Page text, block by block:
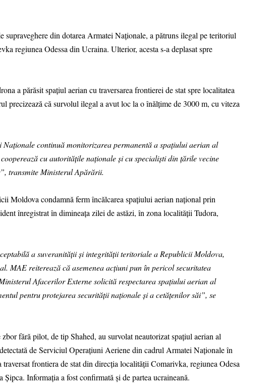
supraveghere din dotarea Armatei Naționale, a pătruns ilegal pe teritoriul
regiunea Odessa din Ucraina. Ulterior, acesta s-a deplasat spre
a părăsit spațiul aerian cu traversarea frontierei de stat spre localitatea
precizează că survolul ilegal a avut loc la o înălțime de 3000 m, cu viteza
Naționale continuă monitorizarea permanentă a spațiului aerian al
cu autoritățile naționale și cu specialiști din țările vecine
transmite Ministerul Apărării.
Moldova condamnă ferm încălcarea spațiului aerian național prin
înregistrat în dimineața zilei de astăzi, în zona localității Tudora,
a suveranității și integrității teritoriale a Republicii Moldova,
MAE reiterează că asemenea acțiuni pun în pericol securitatea
Afacerilor Externe solicită respectarea spațiului aerian al
pentru protejarea securității naționale și a cetățenilor săi”, se
fără pilot, de tip Shahed, au survolat neautorizat spațiul aerian al
de Serviciul Operațiuni Aeriene din cadrul Armatei Naționale în
frontiera de stat din direcția localității Comarivka, regiunea Odesa
Informația a fost confirmată și de partea ucraineană.